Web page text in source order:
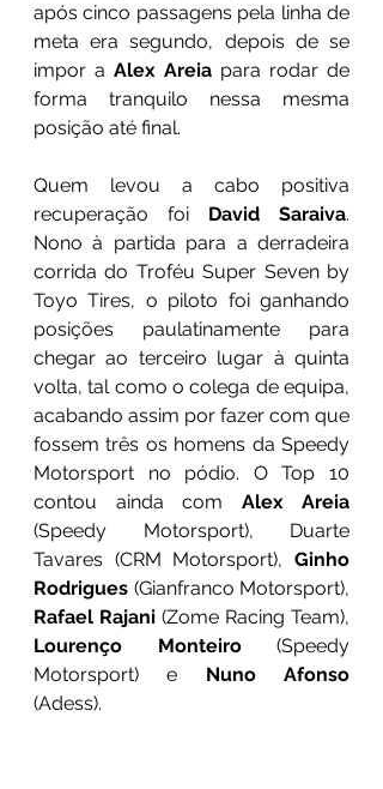
após cinco passagens pela linha de
meta era segundo, depois de se
impor a Alex Areia para rodar de
forma tranquilo nessa mesma
posição até final.
Quem levou a cabo positiva
recuperação foi David Saraiva.
Nono à partida para a derradeira
corrida do Troféu Super Seven by
Toyo Tires, o piloto foi ganhando
posições paulatinamente para
chegar ao terceiro lugar à quinta
volta, tal como o colega de equipa,
acabando assim por fazer com que
fossem três os homens da Speedy
Motorsport no pódio. O Top 10
contou ainda com Alex Areia
(Speedy Motorsport), Duarte
Tavares (CRM Motorsport), Ginho
Rodrigues
Rafael Rajani
Lourenço Monteiro (Speedy
Motorsport) e Nuno Afonso
(Adess).